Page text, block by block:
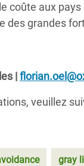
coûte aux
des grandes
|
veuillez
gray